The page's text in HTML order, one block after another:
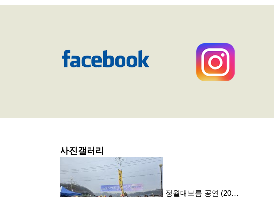
사진갤러리
정월대보름 공연 (20…